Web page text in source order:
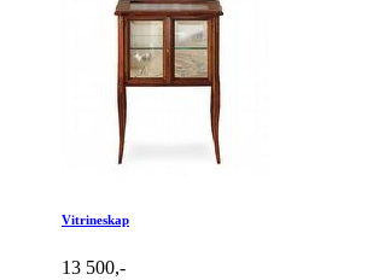
Vitrineskap
13 500,-